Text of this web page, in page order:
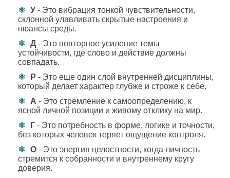
У - Это вибрация тонкой чувствительности,
склонной улавливать скрытые настроения и
нюансы среды.
Д - Это повторное усиление темы
устойчивости, где слово и действие должны
совпадать.
Р - Это еще один слой внутренней дисциплины,
который делает характер глубже и строже к себе.
А - Это стремление к самоопределению, к
ясной личной позиции и живому отклику на мир.
Г - Это потребность в форме, логике и точности,
без которых человек теряет ощущение контроля.
О - Это энергия целостности, когда личность
стремится к собранности и внутреннему кругу
доверия.